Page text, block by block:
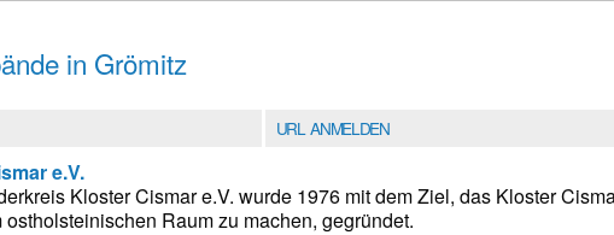
in Grömitz
URL ANMELDEN
e.V.
Kloster Cismar e.V. wurde 1976 mit dem Ziel, das Kloster
Raum zu machen, gegründet.